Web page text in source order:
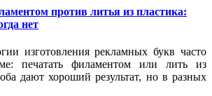
против литья из пластика:
нет
изготовления рекламных букв часто
печатать филаментом или лить из
дают хороший результат, но в разных